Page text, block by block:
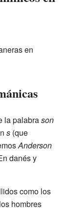
en
la palabrason
s (que
Anderson
danés y
como los
hombres